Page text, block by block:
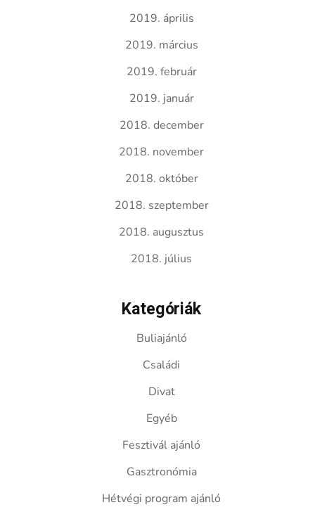
2019. április
2019. március
2019. február
2019. január
2018. december
2018. november
2018. október
2018. szeptember
2018. augusztus
2018. július
Kategóriák
Buliajánló
Családi
Divat
Egyéb
Fesztivál ajánló
Gasztronómia
Hétvégi program ajánló